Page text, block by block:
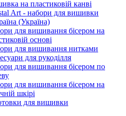
на пластиковій канві
Art - набори для вишивки
(Україна)
для вишивання бісером на
основі
для вишивання нитками
для рукоділля
для вишивання бісером по
для вишивання бісером на
шкірі
для вишивки